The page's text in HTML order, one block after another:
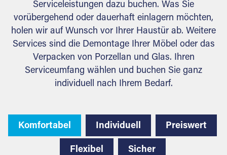
Serviceleistungen dazu buchen. Was Sie
vorübergehend oder dauerhaft einlagern möchten,
holen wir auf Wunsch vor Ihrer Haustür ab. Weitere
Services sind die Demontage Ihrer Möbel oder das
Verpacken von Porzellan und Glas. Ihren
Serviceumfang wählen und buchen Sie ganz
individuell nach Ihrem Bedarf.
Komfortabel Individuell Preiswert
Flexibel Sicher